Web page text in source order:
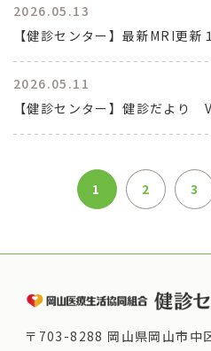
2026.05.13
【健診センター】最新MRI更新
2026.05.11
【健診センター】健診だより
1 2 3
〒703-8288 岡山県岡山市中